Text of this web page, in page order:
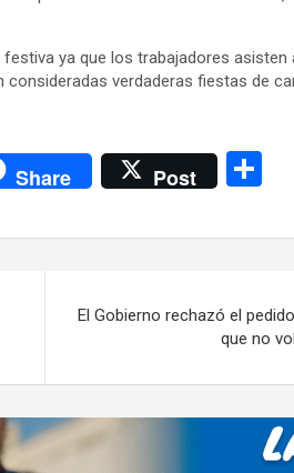
ya que los trabajadores asisten
verdaderas fiestas de
Share Post
m
ar
tir
El Gobierno rechazó el
que no